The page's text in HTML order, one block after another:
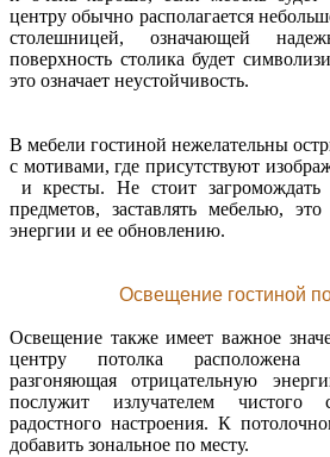
центру обычно располагается
столешницей, означающей
поверхность столика будет
это означает неустойчивость.
В мебели гостиной нежелательны
с мотивами, где присутствуют
и кресты. Не стоит
предметов, заставлять мебелью,
энергии и ее обновлению.
Освещение гостиной
Освещение также имеет важное
центру потолка расположена
разгоняющая отрицательную
послужит излучателем чистого
радостного настроения. К
добавить зональное по месту.